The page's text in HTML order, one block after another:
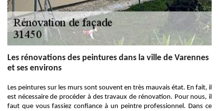
Les rénovations des peintures dans la ville de Varennes
et ses environs
Les peintures sur les murs sont souvent en très mauvais état. En fait, il
est nécessaire de procéder à des travaux de rénovation. Pour nous, il
faut que vous fassiez confiance à un peintre professionnel. Dans ce